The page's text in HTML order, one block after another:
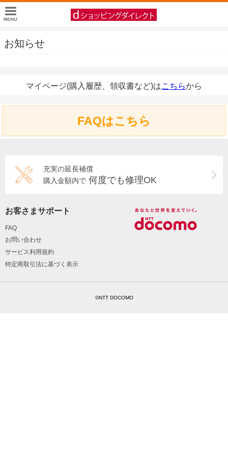
お知らせ
マイページ(購入履歴、領収書など)はこちらから
FAQはこちら
充実の延長補償
購入金額内で 何度でも修理OK
お客さまサポート
FAQ
お問い合わせ
サービス利用規約
特定商取引法に基づく表示
©NTT DOCOMO